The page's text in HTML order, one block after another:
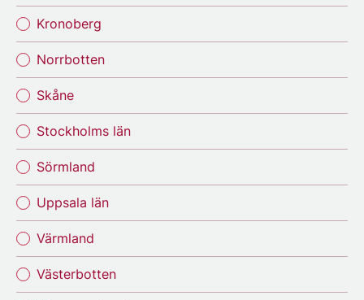
Kronoberg
Norrbotten
Skåne
Stockholms län
Sörmland
Uppsala län
Värmland
Västerbotten